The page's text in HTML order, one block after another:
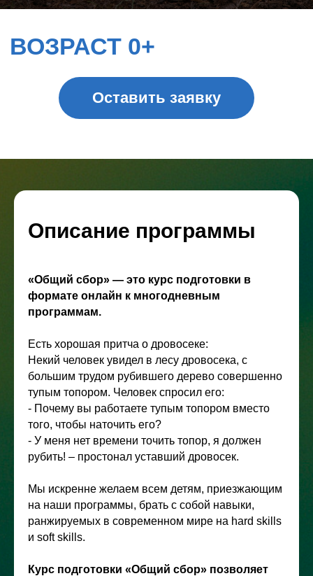
Описание программы
«Общий сбор» — это курс подготовки в
формате онлайн к многодневным
программам.
Есть хорошая притча о дровосеке:
Некий человек увидел в лесу дровосека, с
большим трудом рубившего дерево совершенно
тупым топором. Человек спросил его:
- Почему вы работаете тупым топором вместо
того, чтобы наточить его?
- У меня нет времени точить топор, я должен
рубить! – простонал уставший дровосек.
Мы искренне желаем всем детям, приезжающим
на наши программы, брать с собой навыки,
ранжируемых в современном мире на hard skills
и soft skills.
Курс подготовки «Общий сбор» позволяет